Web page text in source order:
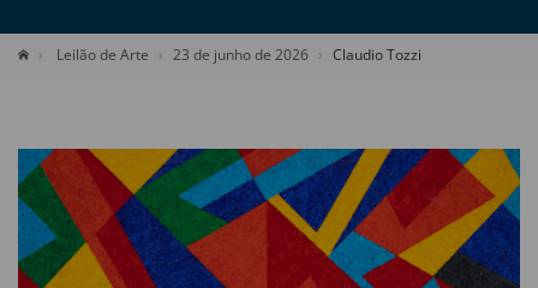
Leilão de Arte 23 de junho de 2026 Claudio Tozzi